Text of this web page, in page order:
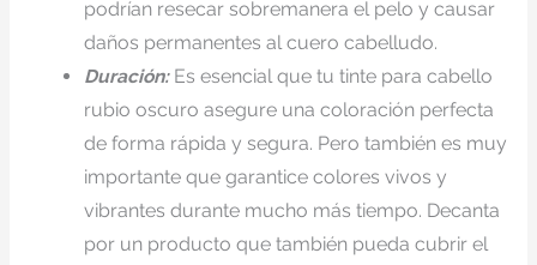
podrían resecar sobremanera el pelo y causar
daños permanentes al cuero cabelludo.
Duración:Es esencial que tu tinte para cabello
rubio oscuro asegure una coloración perfecta
de forma rápida y segura. Pero también es muy
importante que garantice colores vivos y
vibrantes durante mucho más tiempo. Decanta
por un producto que también pueda cubrir el